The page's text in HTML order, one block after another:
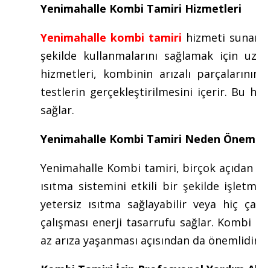
Yenimahalle Kombi Tamiri Hizmetleri
Yenimahalle kombi tamiri hizmeti
şekilde kullanmalarını sağlamak için
hizmetleri, kombinin arızalı
testlerin gerçekleştirilmesini içerir. Bu
sağlar.
Yenimahalle Kombi Tamiri Neden
Yenimahalle Kombi tamiri, birçok
ısıtma sistemini etkili bir şekilde
yetersiz ısıtma sağlayabilir veya hiç
çalışması enerji tasarrufu sağlar.
az arıza yaşanması açısından da